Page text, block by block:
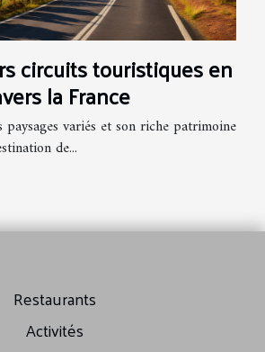
circuits touristiques en
la France
paysages variés et son riche patrimoine
de...
Restaurants
Activités